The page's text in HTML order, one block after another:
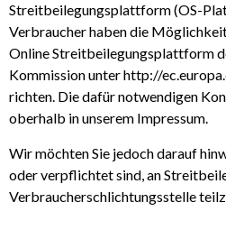
Streitbeilegungsplattform (OS-
Verbraucher haben die
Online Streitbeilegungsplattform
Kommission unter http://
richten. Die dafür notwendigen
oberhalb in unserem Impressum.
Wir möchten Sie jedoch darauf
oder verpflichtet sind, an
Verbraucherschlichtungsstelle